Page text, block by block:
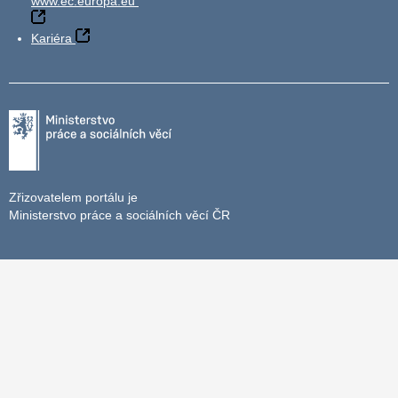
Kariéra
Zřizovatelem portálu je
Ministerstvo práce a sociálních věcí ČR